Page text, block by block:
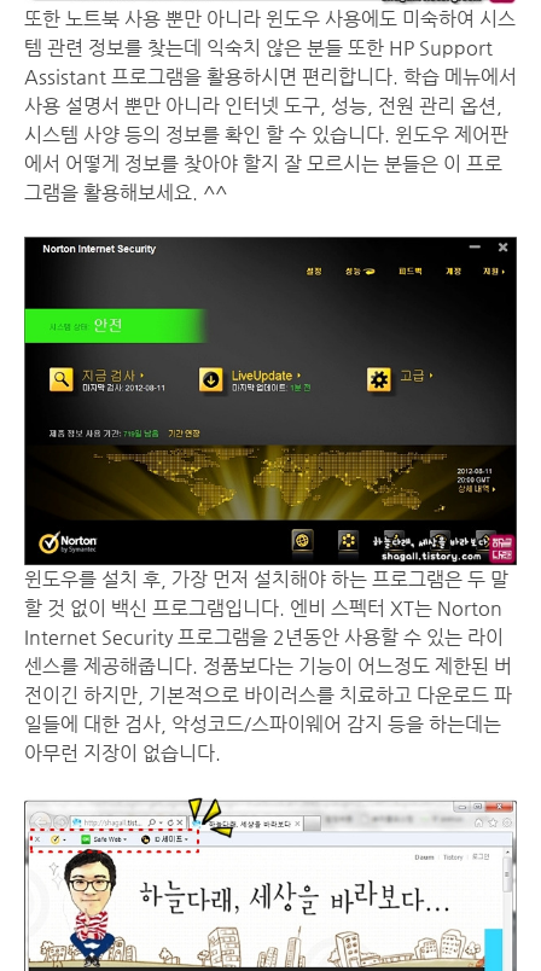
또한 노트북 사용 뿐만 아니라 윈도우 사용에도 미숙하여 시스
템 관련 정보를 찾는데 익숙치 않은 분들 또한 HP Support
Assistant 프로그램을 활용하시면 편리합니다. 학습 메뉴에서
사용 설명서 뿐만 아니라 인터넷 도구, 성능, 전원 관리 옵션,
시스템 사양 등의 정보를 확인 할 수 있습니다. 윈도우 제어판
에서 어떻게 정보를 찾아야 할지 잘 모르시는 분들은 이 프로
그램을 활용해보세요. ^^
윈도우를 설치 후, 가장 먼저 설치해야 하는 프로그램은 두 말
할 것 없이 백신 프로그램입니다. 엔비 스펙터 XT는 Norton
Internet Security 프로그램을 2년동안 사용할 수 있는 라이
센스를 제공해줍니다. 정품보다는 기능이 어느정도 제한된 버
전이긴 하지만, 기본적으로 바이러스를 치료하고 다운로드 파
일들에 대한 검사, 악성코드/스파이웨어 감지 등을 하는데는
아무런 지장이 없습니다.